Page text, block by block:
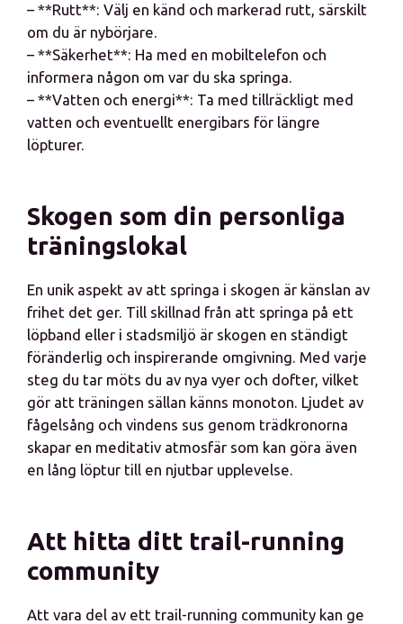
– **Rutt**: Välj en känd och markerad rutt, särskilt
om du är nybörjare.
– **Säkerhet**: Ha med en mobiltelefon och
informera någon om var du ska springa.
– **Vatten och energi**: Ta med tillräckligt med
vatten och eventuellt energibars för längre
löpturer.
Skogen som din personliga
träningslokal
En unik aspekt av att springa i skogen är känslan av
frihet det ger. Till skillnad från att springa på ett
löpband eller i stadsmiljö är skogen en ständigt
föränderlig och inspirerande omgivning. Med varje
steg du tar möts du av nya vyer och dofter, vilket
gör att träningen sällan känns monoton. Ljudet av
fågelsång och vindens sus genom trädkronorna
skapar en meditativ atmosfär som kan göra även
en lång löptur till en njutbar upplevelse.
Att hitta ditt trail-running
community
Att vara del av ett trail-running community kan ge